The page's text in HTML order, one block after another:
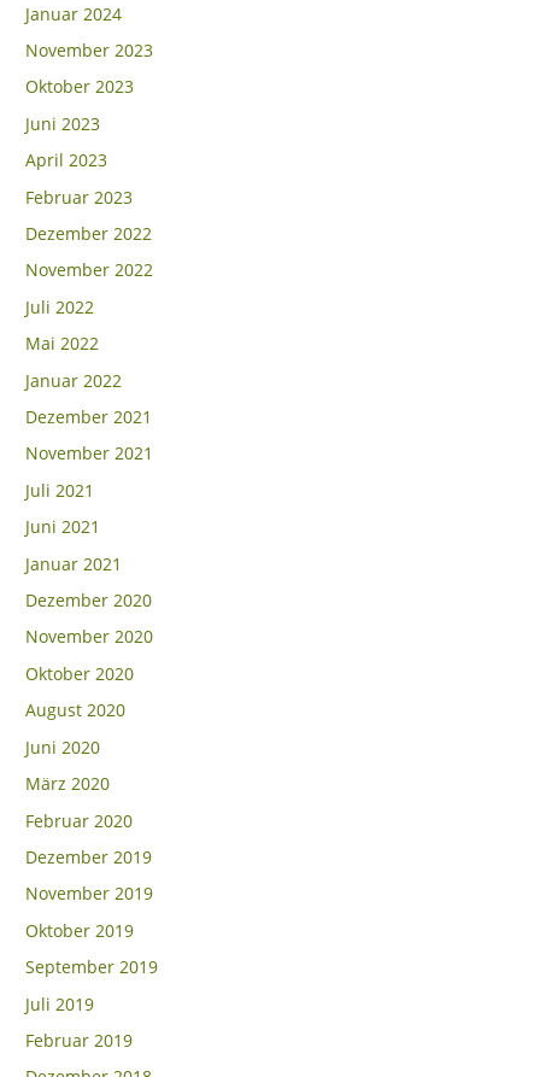
Januar 2024
November 2023
Oktober 2023
Juni 2023
April 2023
Februar 2023
Dezember 2022
November 2022
Juli 2022
Mai 2022
Januar 2022
Dezember 2021
November 2021
Juli 2021
Juni 2021
Januar 2021
Dezember 2020
November 2020
Oktober 2020
August 2020
Juni 2020
März 2020
Februar 2020
Dezember 2019
November 2019
Oktober 2019
September 2019
Juli 2019
Februar 2019